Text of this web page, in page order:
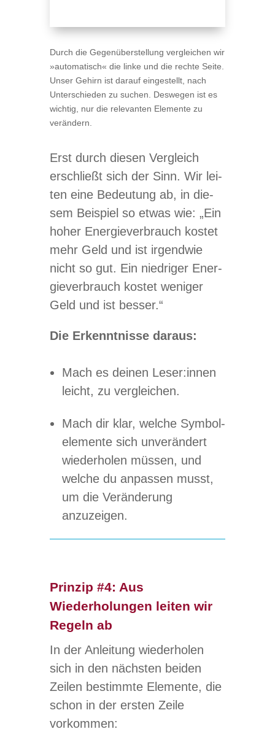
Durch die Gegen­über­stel­lung ver­glei­chen wir
»auto­ma­tisch« die linke und die rechte Seite.
Unser Gehirn ist dar­auf ein­ge­stellt, nach
Unter­schie­den zu suchen. Des­we­gen ist es
wich­tig, nur die rele­van­ten Ele­mente zu
verändern.
Erst durch die­sen Ver­gleich
erschließt sich der Sinn. Wir lei­
ten eine Bedeu­tung ab, in die­
sem Bei­spiel so etwas wie: „Ein
hoher Ener­gie­ver­brauch kos­tet
mehr Geld und ist irgend­wie
nicht so gut. Ein nied­ri­ger Ener­
gie­ver­brauch kos­tet weni­ger
Geld und ist besser.“
Die Erkennt­nisse daraus:
Mach es dei­nen Leser:innen
leicht, zu vergleichen.
Mach dir klar, wel­che Sym­bol­
ele­mente sich unver­än­dert
wie­der­ho­len müs­sen, und
wel­che du anpas­sen musst,
um die Ver­än­de­rung
anzuzeigen.
Prinzip #4: Aus
Wiederholungen leiten wir
Regeln ab
In der Anlei­tung wie­der­ho­len
sich in den nächs­ten bei­den
Zei­len bestimmte Ele­mente, die
schon in der ers­ten Zeile
vorkommen: